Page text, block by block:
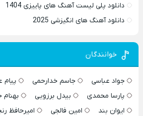
دانلود پلی لیست آهنگ های پاییزی 1404
دانلود آهنگ های انگیزشی 2025
خوانندگان
جواد عباسی جاسم خدارحمی پیام
پارسا محمدی
بیدل برزویی
ایوان بند
امین فالجی امیرحافظ